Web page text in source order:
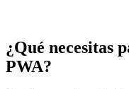
¿Qué necesitas
PWA?